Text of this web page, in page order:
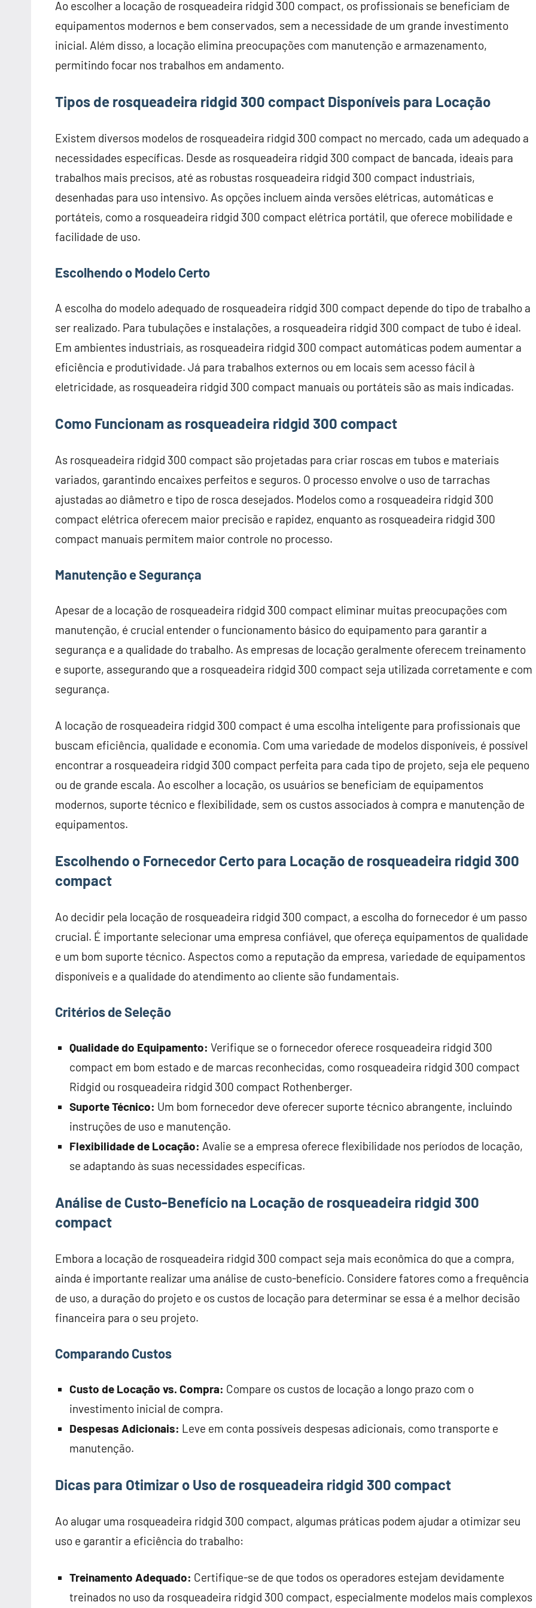
Ao escolher a locação de rosqueadeira ridgid 300 compact, os profissionais se beneficiam de
equipamentos modernos e bem conservados, sem a necessidade de um grande investimento
inicial. Além disso, a locação elimina preocupações com manutenção e armazenamento,
permitindo focar nos trabalhos em andamento.
Tipos de rosqueadeira ridgid 300 compact Disponíveis para Locação
Existem diversos modelos de rosqueadeira ridgid 300 compact no mercado, cada um adequado a
necessidades específicas. Desde as rosqueadeira ridgid 300 compact de bancada, ideais para
trabalhos mais precisos, até as robustas rosqueadeira ridgid 300 compact industriais,
desenhadas para uso intensivo. As opções incluem ainda versões elétricas, automáticas e
portáteis, como a rosqueadeira ridgid 300 compact elétrica portátil, que oferece mobilidade e
facilidade de uso.
Escolhendo o Modelo Certo
A escolha do modelo adequado de rosqueadeira ridgid 300 compact depende do tipo de trabalho a
ser realizado. Para tubulações e instalações, a rosqueadeira ridgid 300 compact de tubo é ideal.
Em ambientes industriais, as rosqueadeira ridgid 300 compact automáticas podem aumentar a
eficiência e produtividade. Já para trabalhos externos ou em locais sem acesso fácil à
eletricidade, as rosqueadeira ridgid 300 compact manuais ou portáteis são as mais indicadas.
Como Funcionam as rosqueadeira ridgid 300 compact
As rosqueadeira ridgid 300 compact são projetadas para criar roscas em tubos e materiais
variados, garantindo encaixes perfeitos e seguros. O processo envolve o uso de tarrachas
ajustadas ao diâmetro e tipo de rosca desejados. Modelos como a rosqueadeira ridgid 300
compact elétrica oferecem maior precisão e rapidez, enquanto as rosqueadeira ridgid 300
compact manuais permitem maior controle no processo.
Manutenção e Segurança
Apesar de a locação de rosqueadeira ridgid 300 compact eliminar muitas preocupações com
manutenção, é crucial entender o funcionamento básico do equipamento para garantir a
segurança e a qualidade do trabalho. As empresas de locação geralmente oferecem treinamento
e suporte, assegurando que a rosqueadeira ridgid 300 compact seja utilizada corretamente e com
segurança.
A locação de rosqueadeira ridgid 300 compact é uma escolha inteligente para profissionais que
buscam eficiência, qualidade e economia. Com uma variedade de modelos disponíveis, é possível
encontrar a rosqueadeira ridgid 300 compact perfeita para cada tipo de projeto, seja ele pequeno
ou de grande escala. Ao escolher a locação, os usuários se beneficiam de equipamentos
modernos, suporte técnico e flexibilidade, sem os custos associados à compra e manutenção de
equipamentos.
Escolhendo o Fornecedor Certo para Locação de rosqueadeira ridgid 300
compact
Ao decidir pela locação de rosqueadeira ridgid 300 compact, a escolha do fornecedor é um passo
crucial. É importante selecionar uma empresa confiável, que ofereça equipamentos de qualidade
e um bom suporte técnico. Aspectos como a reputação da empresa, variedade de equipamentos
disponíveis e a qualidade do atendimento ao cliente são fundamentais.
Critérios de Seleção
Qualidade do Equipamento: Verifique se o fornecedor oferece rosqueadeira ridgid 300
compact em bom estado e de marcas reconhecidas, como rosqueadeira ridgid 300 compact
Ridgid ou rosqueadeira ridgid 300 compact Rothenberger.
Suporte Técnico: Um bom fornecedor deve oferecer suporte técnico abrangente, incluindo
instruções de uso e manutenção.
Flexibilidade de Locação: Avalie se a empresa oferece flexibilidade nos períodos de locação,
se adaptando às suas necessidades específicas.
Análise de Custo-Benefício na Locação de rosqueadeira ridgid 300
compact
Embora a locação de rosqueadeira ridgid 300 compact seja mais econômica do que a compra,
ainda é importante realizar uma análise de custo-benefício. Considere fatores como a frequência
de uso, a duração do projeto e os custos de locação para determinar se essa é a melhor decisão
financeira para o seu projeto.
Comparando Custos
Custo de Locação vs. Compra: Compare os custos de locação a longo prazo com o
investimento inicial de compra.
Despesas Adicionais: Leve em conta possíveis despesas adicionais, como transporte e
manutenção.
Dicas para Otimizar o Uso de rosqueadeira ridgid 300 compact
Ao alugar uma rosqueadeira ridgid 300 compact, algumas práticas podem ajudar a otimizar seu
uso e garantir a eficiência do trabalho:
Treinamento Adequado: Certifique-se de que todos os operadores estejam devidamente
treinados no uso da rosqueadeira ridgid 300 compact, especialmente modelos mais complexos